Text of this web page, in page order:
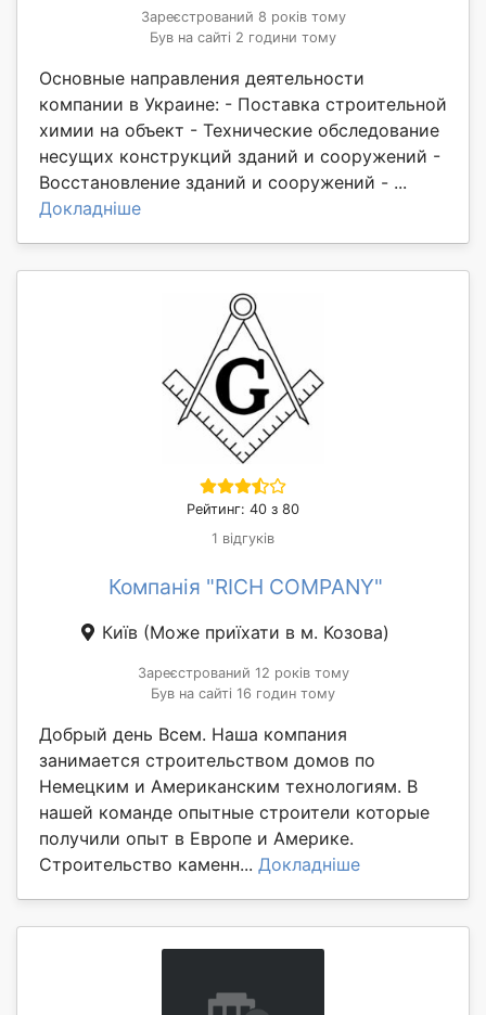
Зареєстрований 8 років тому
Був на сайті 2 години тому
Основные направления деятельности
компании в Украине: - Поставка строительной
химии на объект - Технические обследование
несущих конструкций зданий и сооружений -
Восстановление зданий и сооружений - ...
Докладніше
Рейтинг: 40 з 80
1 відгуків
Компанія "RICH COMPANY"
Київ (Може приїхати в м. Козова)
Зареєстрований 12 років тому
Був на сайті 16 годин тому
Добрый день Всем. Наша компания
занимается строительством домов по
Немецким и Американским технологиям. В
нашей команде опытные строители которые
получили опыт в Европе и Америке.
Строительство каменн... Докладніше